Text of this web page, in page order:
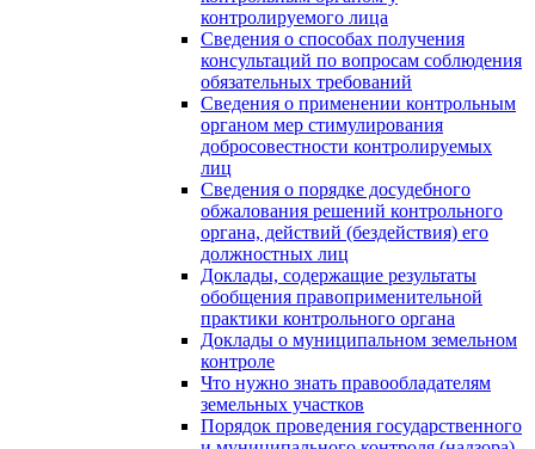
контролируемого лица
Сведения о способах получения
консультаций по вопросам соблюдения
обязательных требований
Сведения о применении контрольным
органом мер стимулирования
добросовестности контролируемых
лиц
Сведения о порядке досудебного
обжалования решений контрольного
органа, действий (бездействия) его
должностных лиц
Доклады, содержащие результаты
обобщения правоприменительной
практики контрольного органа
Доклады о муниципальном земельном
контроле
Что нужно знать правообладателям
земельных участков
Порядок проведения государственного